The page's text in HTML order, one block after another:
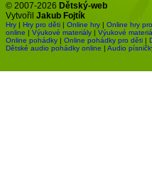
© 2007-2026 Dětský-web
Vytvořil Jakub Fojtík
Hry | Hry pro děti | Online hry | Online hry
online | Výukové materiály | Výukové
Online pohádky | Online pohádky pro děti |
Dětské audio pohádky online | Audio